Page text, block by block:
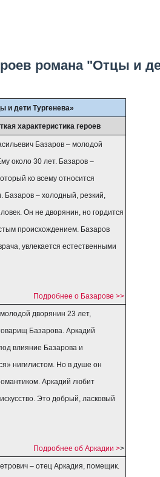
романа "Отцы и
и дети Тургенева»
характеристика героев
Базаров – молодой
около 30 лет. Базаров –
ко всему относится
Базаров – холодный, резкий,
Он не дворянин, но гордится
происхождением. Базаров
увлекается естественными
Подробнее о Базарове >>
дворянин 23 лет,
Базарова. Аркадий
влияние Базарова и
нигилистом. Но в душе он
Аркадий любит
Это добрый, ласковый
Подробнее об Аркадии >>
– отец Аркадия, помещик.